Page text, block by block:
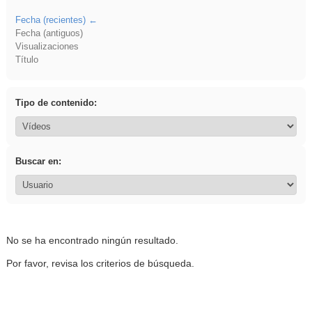
Fecha (recientes)
Fecha (antiguos)
Visualizaciones
Título
Tipo de contenido:
Buscar en:
No se ha encontrado ningún resultado.
Por favor, revisa los criterios de búsqueda.